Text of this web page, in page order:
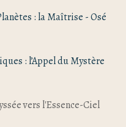
: la Maîtrise - Osé
: l’Appel du Mystère
vers l'Essence-Ciel